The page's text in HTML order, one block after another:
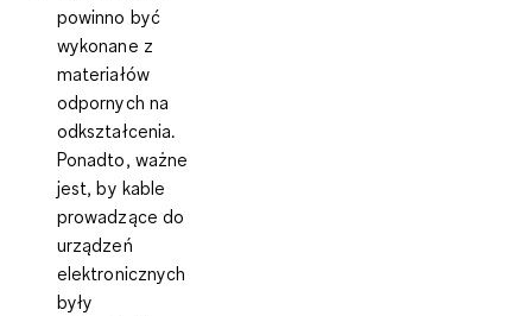
powinno być
wykonane z
materiałów
odpornych na
odkształcenia.
Ponadto, ważne
jest, by kable
prowadzące do
urządzeń
elektronicznych
były